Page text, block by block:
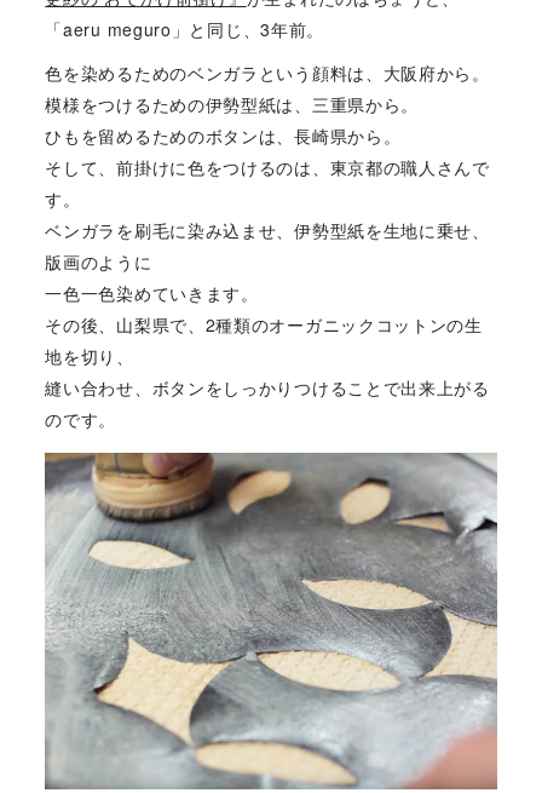
「aeru meguro」と同じ、3年前。
色を染めるためのベンガラという顔料は、大阪府から。
模様をつけるための伊勢型紙は、三重県から。
ひもを留めるためのボタンは、長崎県から。
そして、前掛けに色をつけるのは、東京都の職人さんで
す。
ベンガラを刷毛に染み込ませ、伊勢型紙を生地に乗せ、
版画のように
一色一色染めていきます。
その後、山梨県で、2種類のオーガニックコットンの生
地を切り、
縫い合わせ、ボタンをしっかりつけることで出来上がる
のです。